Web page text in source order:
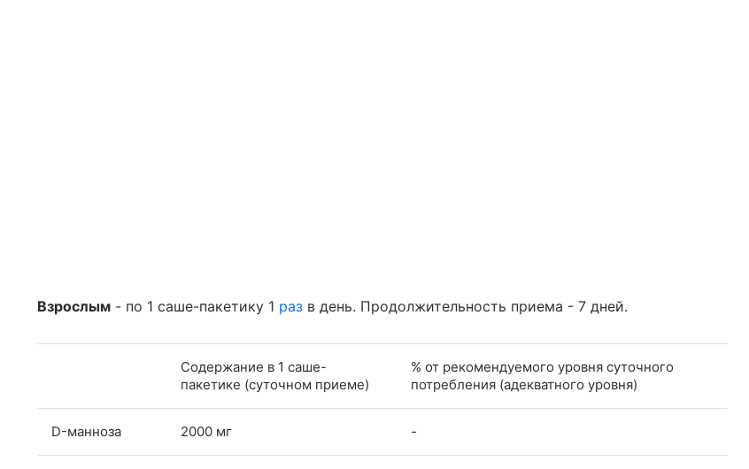
Взрослым - по 1 саше-пакетику 1 раз в день. Продолжительность приема - 7 дней.
Содержание в 1 саше-
пакетике (суточном приеме)
% от рекомендуемого уровня суточного
потребления (адекватного уровня)
D-манноза 2000 мг -